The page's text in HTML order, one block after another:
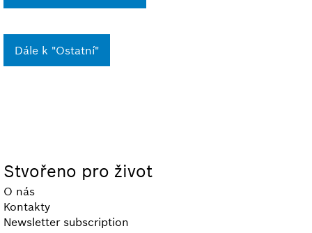
Dále k "Ostatní"
Stvořeno pro život
O nás
Kontakty
Newsletter subscription